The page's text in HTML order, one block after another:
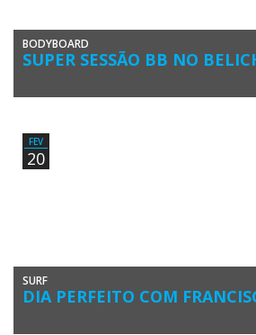
BODYBOARD
SUPER SESSÃO BB NO
Praia do Beliche, Sagres, sexta-feira 8 de
FEV
20
SURF
DIA PERFEITO COM